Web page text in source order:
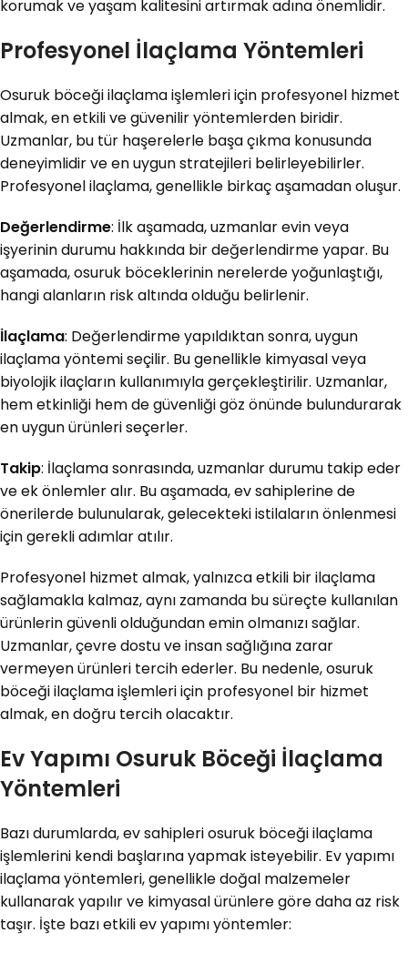
korumak ve yaşam kalitesini artırmak adına önemlidir.
Profesyonel İlaçlama Yöntemleri
Osuruk böceği ilaçlama işlemleri için profesyonel hizmet
almak, en etkili ve güvenilir yöntemlerden biridir.
Uzmanlar, bu tür haşerelerle başa çıkma konusunda
deneyimlidir ve en uygun stratejileri belirleyebilirler.
Profesyonel ilaçlama, genellikle birkaç aşamadan oluşur.
Değerlendirme: İlk aşamada, uzmanlar evin veya
işyerinin durumu hakkında bir değerlendirme yapar. Bu
aşamada, osuruk böceklerinin nerelerde yoğunlaştığı,
hangi alanların risk altında olduğu belirlenir.
İlaçlama: Değerlendirme yapıldıktan sonra, uygun
ilaçlama yöntemi seçilir. Bu genellikle kimyasal veya
biyolojik ilaçların kullanımıyla gerçekleştirilir. Uzmanlar,
hem etkinliği hem de güvenliği göz önünde bulundurarak
en uygun ürünleri seçerler.
Takip: İlaçlama sonrasında, uzmanlar durumu takip eder
ve ek önlemler alır. Bu aşamada, ev sahiplerine de
önerilerde bulunularak, gelecekteki istilaların önlenmesi
için gerekli adımlar atılır.
Profesyonel hizmet almak, yalnızca etkili bir ilaçlama
sağlamakla kalmaz, aynı zamanda bu süreçte kullanılan
ürünlerin güvenli olduğundan emin olmanızı sağlar.
Uzmanlar, çevre dostu ve insan sağlığına zarar
vermeyen ürünleri tercih ederler. Bu nedenle, osuruk
böceği ilaçlama işlemleri için profesyonel bir hizmet
almak, en doğru tercih olacaktır.
Ev Yapımı Osuruk Böceği İlaçlama
Yöntemleri
Bazı durumlarda, ev sahipleri osuruk böceği ilaçlama
işlemlerini kendi başlarına yapmak isteyebilir. Ev yapımı
ilaçlama yöntemleri, genellikle doğal malzemeler
kullanarak yapılır ve kimyasal ürünlere göre daha az risk
taşır. İşte bazı etkili ev yapımı yöntemler: